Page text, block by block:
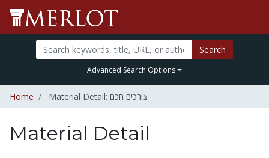
Search
Advanced Search Options
Home Material Detail: צורכים חכם
Material Detail